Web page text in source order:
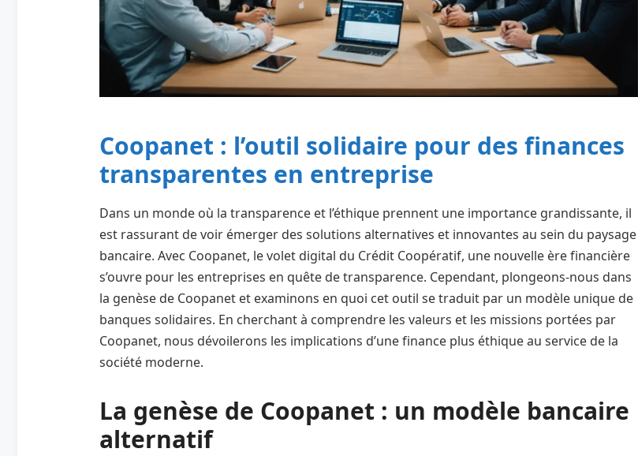
Coopanet : l’outil solidaire pour des finances
transparentes en entreprise
Dans un monde où la transparence et l’éthique prennent une importance grandissante, il
est rassurant de voir émerger des solutions alternatives et innovantes au sein du paysage
bancaire. Avec Coopanet, le volet digital du Crédit Coopératif, une nouvelle ère financière
s’ouvre pour les entreprises en quête de transparence. Cependant, plongeons-nous dans
la genèse de Coopanet et examinons en quoi cet outil se traduit par un modèle unique de
banques solidaires. En cherchant à comprendre les valeurs et les missions portées par
Coopanet, nous dévoilerons les implications d’une finance plus éthique au service de la
société moderne.
La genèse de Coopanet : un modèle bancaire
alternatif